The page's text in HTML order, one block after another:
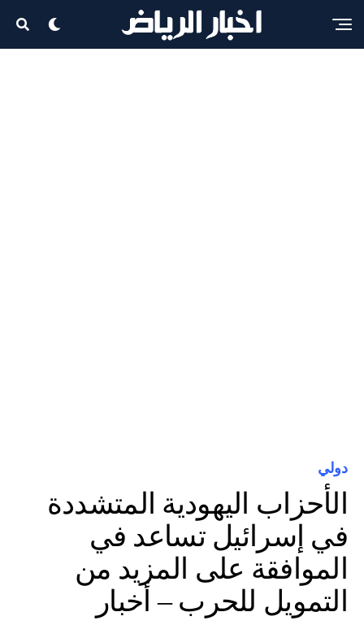
دولي
الأحزاب اليهودية المتشددة
في إسرائيل تساعد في
الموافقة على المزيد من
التمويل للحرب – أخبار